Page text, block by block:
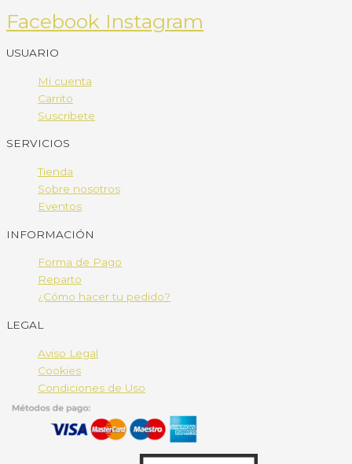
Facebook Instagram
USUARIO
Mi cuenta
Carrito
Suscribete
SERVICIOS
Tienda
Sobre nosotros
Eventos
INFORMACIÓN
Forma de Pago
Reparto
¿Cómo hacer tu pedido?
LEGAL
Aviso Legal
Cookies
Condiciones de Uso